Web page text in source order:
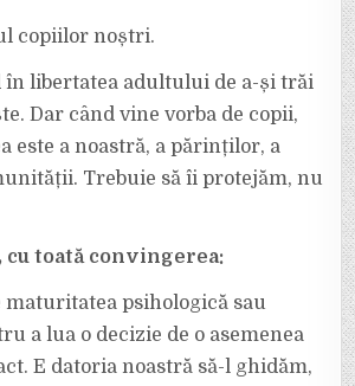
copiilor noștri.
în libertatea adultului de a-și trăi
Dar când vine vorba de copii,
este a noastră, a părinților, a
Trebuie să îi protejăm, nu
cu toată convingerea:
maturitatea psihologică sau
a lua o decizie de o asemenea
E datoria noastră să-l ghidăm,